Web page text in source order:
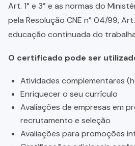
Art. 1° e 3° e as normas do
pela Resolução CNE n° 04/99,
educação continuada do
O certificado pode ser
Atividades complementares
Enriquecer o seu currículo
Avaliações de empresas em
recrutamento e seleção
Avaliações para promoções